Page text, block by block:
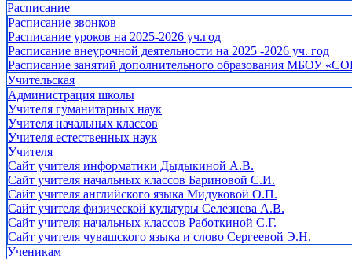
Расписание
Расписание звонков
Расписание уроков на 2025-2026 уч.год
Расписание внеурочной деятельности на 2025 -2026 уч. год
Расписание занятий дополнительного образования МБОУ
Учительская
Администрация школы
Учителя гуманитарных наук
Учителя начальных классов
Учителя естественных наук
Учителя
Cайт учителя информатики Дыдыкиной А.В.
Сайт учителя начальных классов Бариновой С.И.
Сайт учителя английского языка Мидуковой О.П.
Сайт учителя физической культуры Селезнева А.В.
Сайт учителя начальных классов Работкиной С.Г.
Сайт учителя чувашского языка и слово Сергеевой Э.Н.
Ученикам